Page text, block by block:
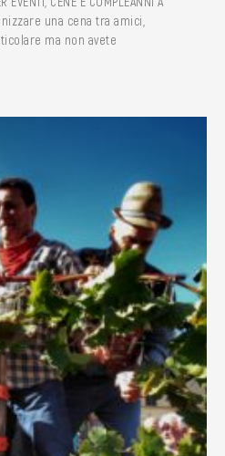
una cena tra amici,
ma non avete